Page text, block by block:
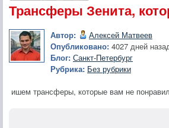
Трансферы Зенита,
Автор:
Алексей Матвеев
Опубликовано: 4027 дней
Блог: Санкт-Петербург
Рубрика: Без рубрики
ишем трансферы, которые вам не